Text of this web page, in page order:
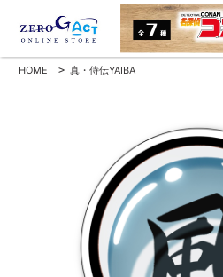
HOME > 真・侍伝YAIBA